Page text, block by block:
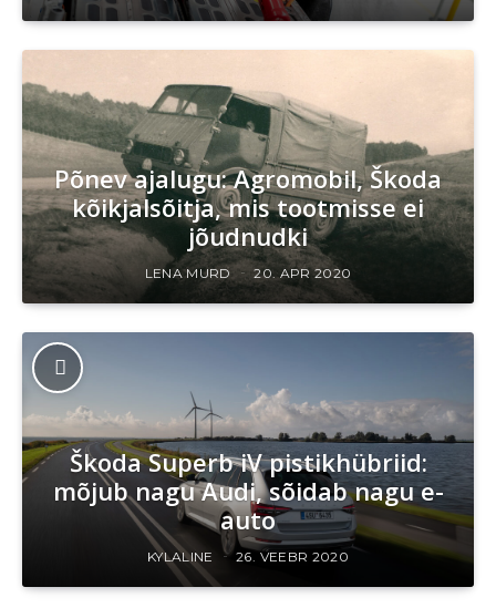
Põnev ajalugu: Agromobil, Škoda
kõikjalsõitja, mis tootmisse ei
jõudnudki
LENA MURD 20. APR 2020
Škoda Superb iV pistikhübriid:
mõjub nagu Audi, sõidab nagu e-
auto
KYLALINE 26. VEEBR 2020